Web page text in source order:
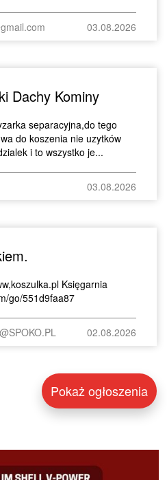
03.08.2026
Dachy Kominy
separacyjna,do tego
do koszenia nie uzytków
i to wszystko je...
03.08.2026
Księgarnia
go/551d9faa87
02.08.2026
Pokaż ogłoszenia